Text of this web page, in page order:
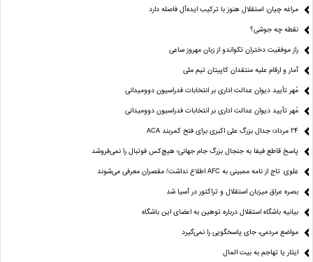
مراغه چیان: استقلال هنوز با ترکیب ایده‌آل فاصله دارد
نقطه چه جوشی؟
راز موفقیت دختران تکواندو از زبان مهروز ساعی
آمار و ارقام علیه منتقدان کاپیتان تیم ملی
مُهر تأیید دیوان عدالت اداری بر انتخابات فدراسیون دوومیدانی
مُهر تأیید دیوان عدالت اداری بر انتخابات فدراسیون دوومیدانی
24 مرداد؛ جدال بزرگ علی‌ اکبری برای فتح کمربند ACA
پاسخ قاطع فیفا به جنجال بزرگ جام جهانی؛ هیچ‌کس فوتبال را نمی‌فروشد
علوی: تاج از نامه ممبینی به AFC اطلاع نداشت/ مقصران معرفی می‌شوند
بصره عراق میزبان استقلال و تراکتور در آسیا شد
بیانیه باشگاه استقلال درباره توهین به اعضای این باشگاه
مواضع مردمی، جای پاسخگویی را نمی‌گیرد
ایثار یا تهاجم به بیت المال